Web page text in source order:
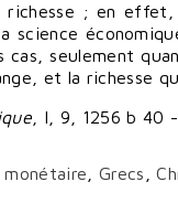
richesse ; en
science
cas, seulement
et la richesse
, I, 9, 1256 b 40
,Grecs ,